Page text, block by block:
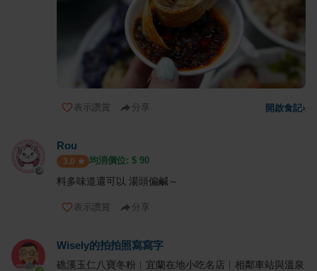
表示讚賞 分享 開啟食記›
Rou
3.0 均消價位: $ 90
料多味道還可以 湯頭偏鹹～
表示讚賞 分享
Wisely的拍拍照寫寫字
礁溪玉仁八寶冬粉︱宜蘭在地小吃名店︱相鄰車站與溫泉